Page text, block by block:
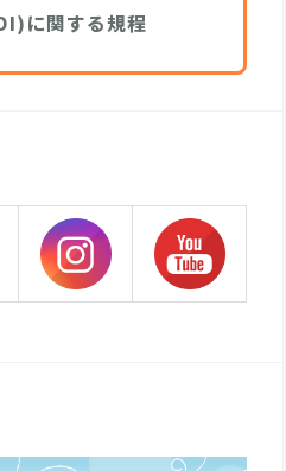
に関する規程